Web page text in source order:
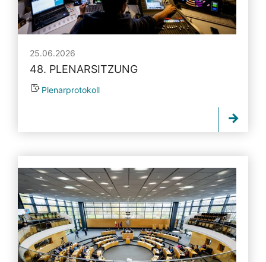
25.06.2026
48. PLENARSITZUNG
Plenarprotokoll